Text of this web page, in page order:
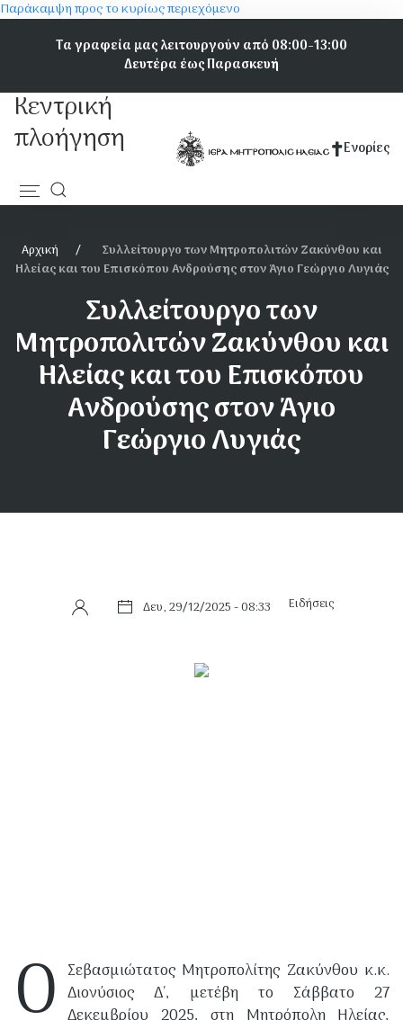
Παράκαμψη προς το κυρίως περιεχόμενο
Τα γραφεία μας λειτουργούν από 08:00-13:00
Δευτέρα έως Παρασκευή
Κεντρική
πλοήγηση Ενορίες
Αρχική
Συλλείτουργο των Μητροπολιτών Ζακύνθου και
Ηλείας και του Επισκόπου Ανδρούσης στον Άγιο Γεώργιο Λυγιάς
Συλλείτουργο των
Μητροπολιτών Ζακύνθου και
Ηλείας και του Επισκόπου
Ανδρούσης στον Άγιο
Γεώργιο Λυγιάς
Δευ, 29/12/2025 - 08:33 Ειδήσεις
Ο Σεβασμιώτατος Μητροπολίτης Ζακύνθου κ.κ.
Διονύσιος Δ΄, μετέβη το Σάββατο 27